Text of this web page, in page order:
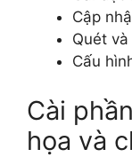
Cập
Quét
Cấu
Cài
họa và